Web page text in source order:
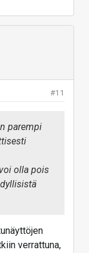
#11
parempi
olla pois
verrattuna,